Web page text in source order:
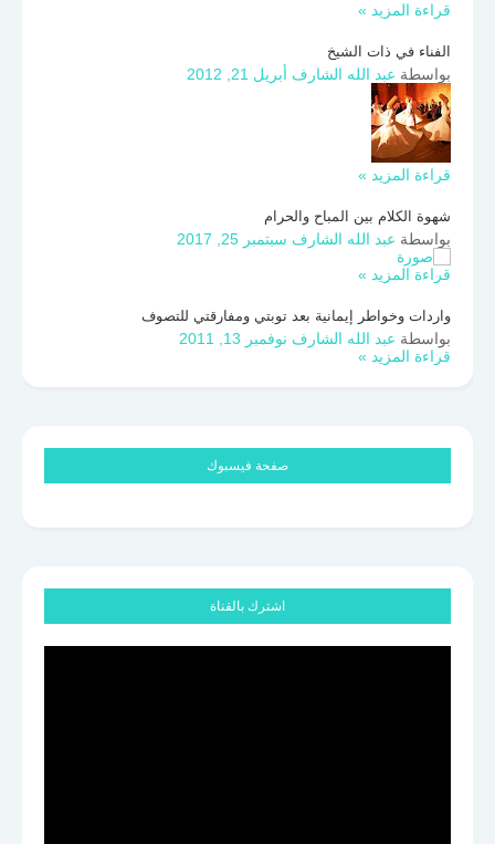
قراءة المزيد »
الفناء في ذات الشيخ
بواسطة عبد الله الشارف أبريل 21, 2012
قراءة المزيد »
شهوة الكلام بين المباح والحرام
بواسطة عبد الله الشارف سبتمبر 25, 2017
قراءة المزيد »
واردات وخواطر إيمانية بعد توبتي ومفارقتي للتصوف
بواسطة عبد الله الشارف نوفمبر 13, 2011
قراءة المزيد »
صفحة فيسبوك
اشترك بالقناة